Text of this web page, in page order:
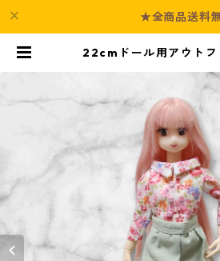
★全商品送料
22cmドール用アウトフ
ート 春風コーデ |